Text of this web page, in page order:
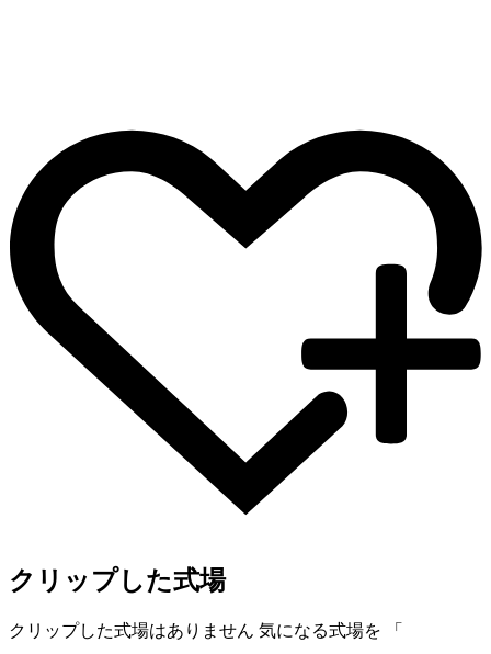
クリップした式場
クリップした式場はありません 気になる式場を 「